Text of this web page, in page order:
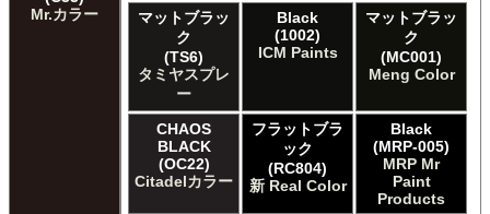
Mr.カラー
マットブラッ
ク
(TS6)
タミヤスプレ
ー
Black
(1002)
ICM Paints
マットブラッ
ク
(MC001)
Meng Color
CHAOS
BLACK
(OC22)
Citadelカラー
フラットブラ
ック
(RC804)
新 Real Color
Black
(MRP-005)
MRP Mr
Paint
Products